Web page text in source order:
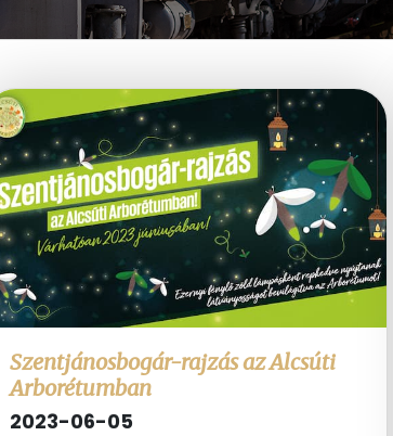
Szentjánosbogár-rajzás az Alcsúti
Arborétumban
2023-06-05